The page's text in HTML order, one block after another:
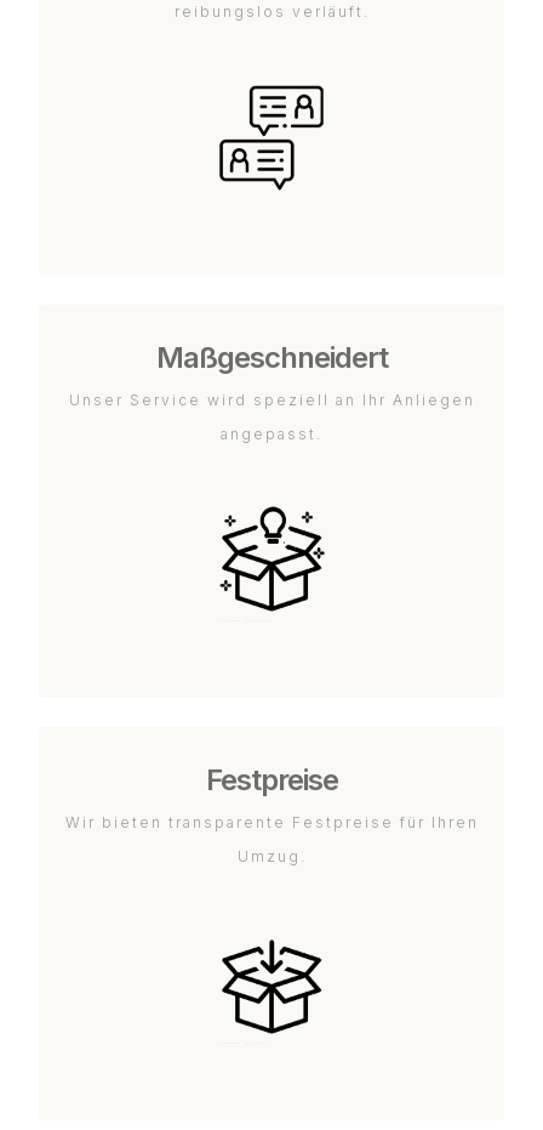
reibungslos verläuft.
Maßgeschneidert
Unser Service wird speziell an Ihr Anliegen
angepasst.
Festpreise
Wir bieten transparente Festpreise für Ihren
Umzug.